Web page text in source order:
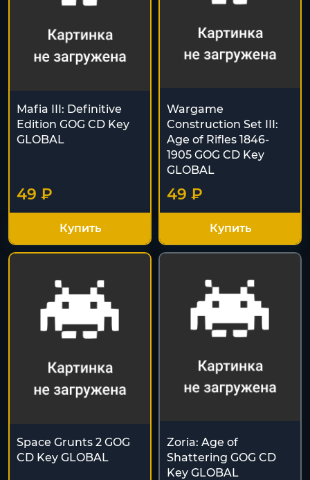
Mafia III: Definitive
Edition GOG CD Key
GLOBAL
49 ₽
Купить
Wargame
Construction Set III:
Age of Rifles 1846-
1905 GOG CD Key
GLOBAL
49 ₽
Купить
Space Grunts 2 GOG
CD Key GLOBAL
Zoria: Age of
Shattering GOG CD
Key GLOBAL